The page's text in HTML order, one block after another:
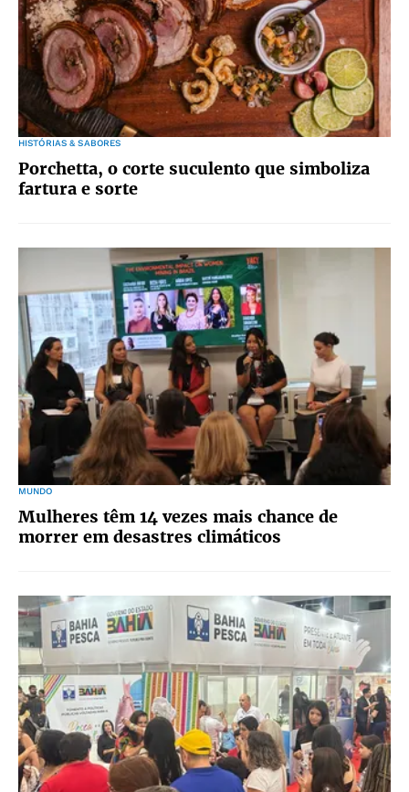
HISTÓRIAS & SABORES
Porchetta, o corte suculento que simboliza
fartura e sorte
MUNDO
Mulheres têm 14 vezes mais chance de
morrer em desastres climáticos